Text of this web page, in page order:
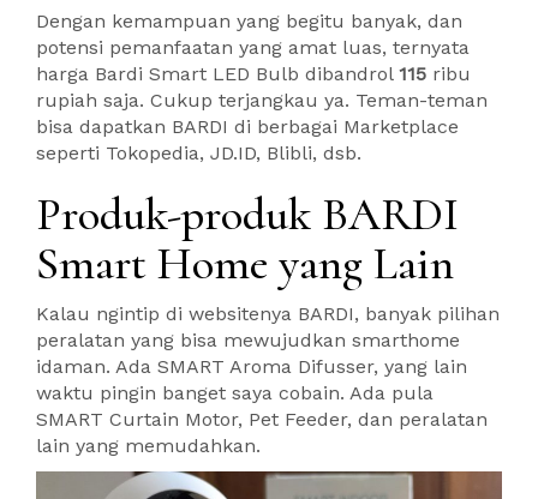
Dengan kemampuan yang begitu banyak, dan
potensi pemanfaatan yang amat luas, ternyata
harga Bardi Smart LED Bulb dibandrol 115 ribu
rupiah saja. Cukup terjangkau ya. Teman-teman
bisa dapatkan BARDI di berbagai Marketplace
seperti Tokopedia, JD.ID, Blibli, dsb.
Produk-produk BARDI
Smart Home yang Lain
Kalau ngintip di websitenya BARDI, banyak pilihan
peralatan yang bisa mewujudkan smarthome
idaman. Ada SMART Aroma Difusser, yang lain
waktu pingin banget saya cobain. Ada pula
SMART Curtain Motor, Pet Feeder, dan peralatan
lain yang memudahkan.